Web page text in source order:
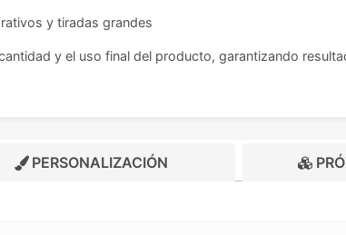
y tiradas grandes
y el uso final del producto, garantizando
PERSONALIZACIÓN